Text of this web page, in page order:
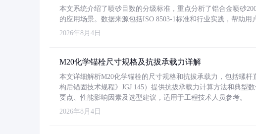
本文系统介绍了喷砂目数的分级标准，重点分析了铝合金喷砂
的应用场景。数据来源包括ISO 8503-1标准和行业实践，帮助用
2026年8月4日
M20化学锚栓尺寸规格及抗拔承载力详解
本文详细解析M20化学锚栓的尺寸规格和抗拔承载力，包括螺
构后锚固技术规程》JGJ 145）提供抗拔承载力计算方法和典型
要点、性能影响因素及选型建议，适用于工程技术人员参考。
2026年8月4日